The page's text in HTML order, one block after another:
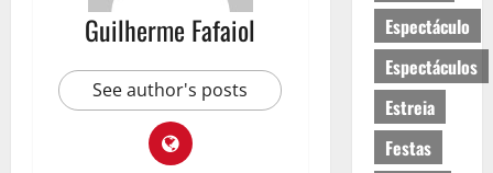
Guilherme Fafaiol
See author's posts
Espectáculo
Espectáculos
Estreia
Festas